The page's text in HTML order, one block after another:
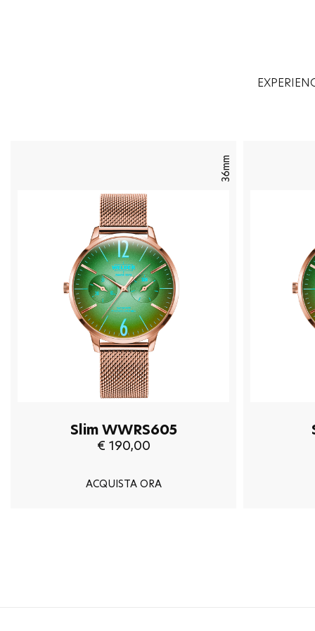
36mm
Slim WWRS605
€ 190,00
ACQUISTA ORA